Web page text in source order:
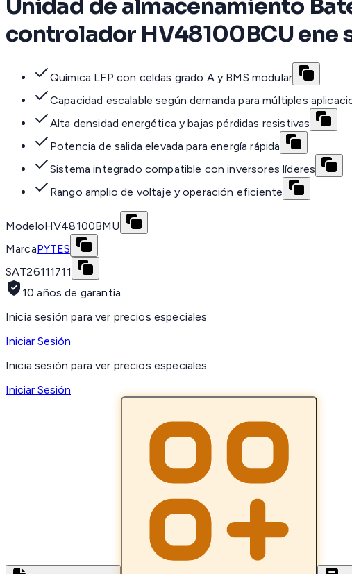
Unidad de almacenamiento
controlador HV48100BCU ene
Química LFP con celdas grado A y BMS modular
Capacidad escalable según demanda para múltiples
Alta densidad energética y bajas pérdidas resistivas
Potencia de salida elevada para energía rápida
Sistema integrado compatible con inversores líderes
Rango amplio de voltaje y operación eficiente
ModeloHV48100BMU
MarcaPYTES
SAT26111711
10 años de garantía
Inicia sesión para ver precios especiales
Iniciar Sesión
Inicia sesión para ver precios especiales
Iniciar Sesión